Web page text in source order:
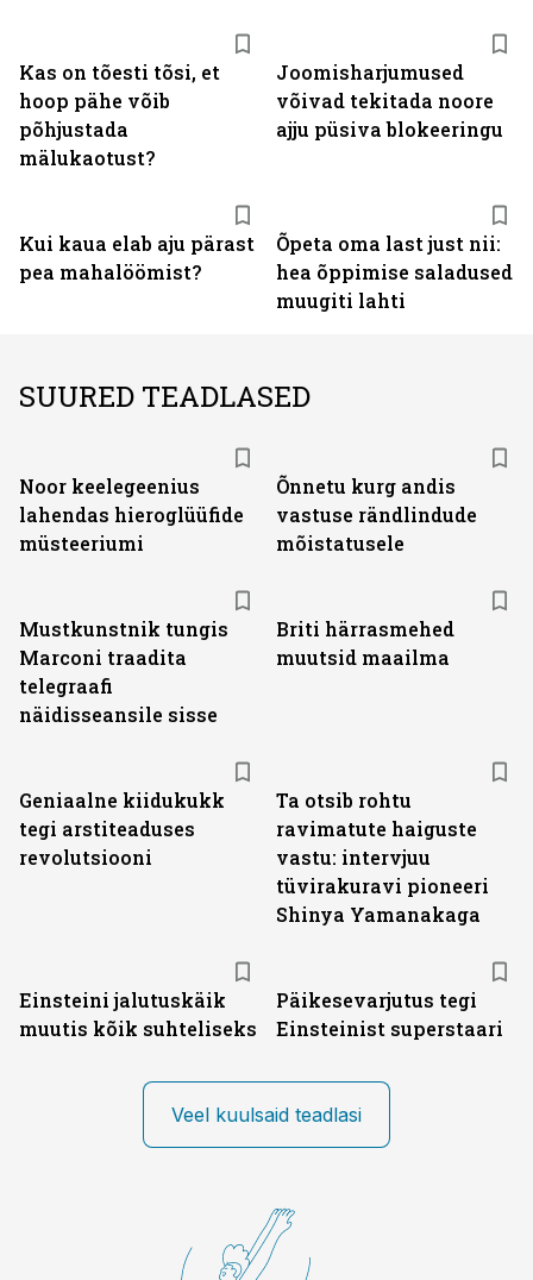
Kas on tõesti tõsi, et
hoop pähe võib
põhjustada
mälukaotust?
Joomisharjumused
võivad tekitada noore
ajju püsiva blokeeringu
Kui kaua elab aju pärast
pea mahalöömist?
Õpeta oma last just nii:
hea õppimise saladused
muugiti lahti
SUURED TEADLASED
Noor keelegeenius
lahendas hieroglüüfide
müsteeriumi
Õnnetu kurg andis
vastuse rändlindude
mõistatusele
Mustkunstnik tungis
Marconi traadita
telegraafi
näidisseansile sisse
Briti härrasmehed
muutsid maailma
Geniaalne kiidukukk
tegi arstiteaduses
revolutsiooni
Ta otsib rohtu
ravimatute haiguste
vastu: intervjuu
tüvirakuravi pioneeri
Shinya Yamanakaga
Einsteini jalutuskäik
muutis kõik suhteliseks
Päikesevarjutus tegi
Einsteinist superstaari
Veel kuulsaid teadlasi